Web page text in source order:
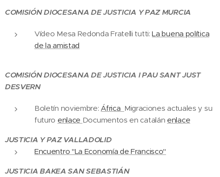
COMISIÓN DIOCESANA DE JUSTICIA Y PAZ MURCIA
Vídeo Mesa Redonda Fratelli tutti:La buena política
de la amistad
COMISIÓN DIOCESANA DE JUSTICIA I PAU SANT JUST
DESVERN
Boletín noviembre:África Migraciones actuales y su
futuro enlace Documentos en catalán enlace
JUSTICIA Y PAZ VALLADOLID
Encuentro "La Economía de Francisco"
JUSTICIA BAKEA SAN SEBASTIÁN